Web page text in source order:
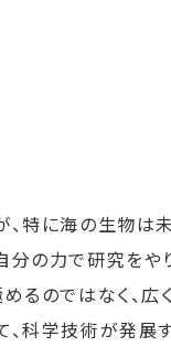
特に海の生物は
の力で研究を
るのではなく、
科学技術が発展